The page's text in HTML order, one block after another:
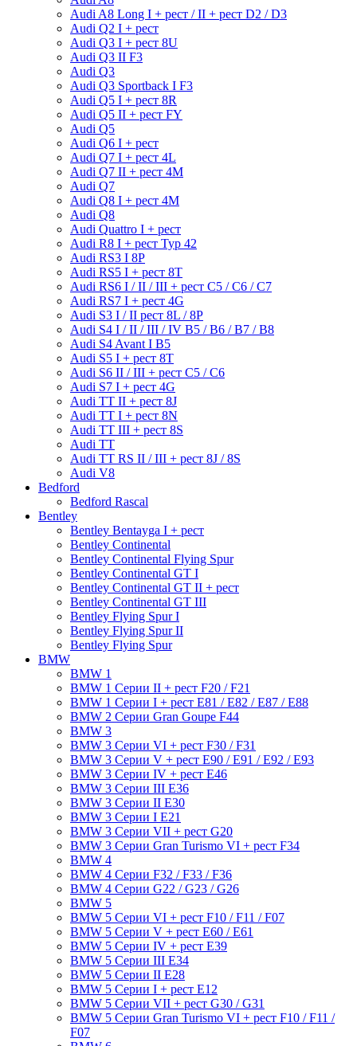
Audi A8 Long I + рест / II + рест D2 / D3
Audi Q2 I + рест
Audi Q3 I + рест 8U
Audi Q3 II F3
Audi Q3
Audi Q3 Sportback I F3
Audi Q5 I + рест 8R
Audi Q5 II + рест FY
Audi Q5
Audi Q6 I + рест
Audi Q7 I + рест 4L
Audi Q7 II + рест 4M
Audi Q7
Audi Q8 I + рест 4M
Audi Q8
Audi Quattro I + рест
Audi R8 I + рест Typ 42
Audi RS3 I 8P
Audi RS5 I + рест 8T
Audi RS6 I / II / III + рест C5 / C6 / C7
Audi RS7 I + рест 4G
Audi S3 I / II рест 8L / 8P
Audi S4 I / II / III / IV B5 / B6 / B7 / B8
Audi S4 Avant I B5
Audi S5 I + рест 8T
Audi S6 II / III + рест С5 / С6
Audi S7 I + рест 4G
Audi TT II + рест 8J
Audi TT I + рест 8N
Audi TT III + рест 8S
Audi TT
Audi TT RS II / III + рест 8J / 8S
Audi V8
Bedford
Bedford Rascal
Bentley
Bentley Bentayga I + рест
Bentley Continental
Bentley Continental Flying Spur
Bentley Continental GT I
Bentley Continental GT II + рест
Bentley Continental GT III
Bentley Flying Spur I
Bentley Flying Spur II
Bentley Flying Spur
BMW
BMW 1
BMW 1 Серии II + рест F20 / F21
BMW 1 Серии I + рест E81 / E82 / E87 / E88
BMW 2 Серии Gran Goupe F44
BMW 3
BMW 3 Серии VI + рест F30 / F31
BMW 3 Серии V + рест E90 / E91 / E92 / E93
BMW 3 Серии IV + рест E46
BMW 3 Серии III E36
BMW 3 Серии II E30
BMW 3 Серии I E21
BMW 3 Серии VII + рест G20
BMW 3 Серии Gran Turismo VI + рест F34
BMW 4
BMW 4 Серии F32 / F33 / F36
BMW 4 Серии G22 / G23 / G26
BMW 5
BMW 5 Серии VI + рест F10 / F11 / F07
BMW 5 Серии V + рест E60 / E61
BMW 5 Серии IV + рест E39
BMW 5 Серии III E34
BMW 5 Серии II E28
BMW 5 Серии I + рест E12
BMW 5 Серии VII + рест G30 / G31
BMW 5 Серии Gran Turismo VI + рест F10 / F11 /
F07